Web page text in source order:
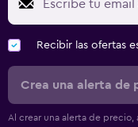
Recibir las ofertas
Crea una alerta de
Al crear una alerta de precio,